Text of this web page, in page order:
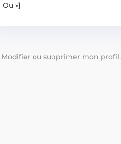
Ou »]
Modifier ou supprimer mon profil.